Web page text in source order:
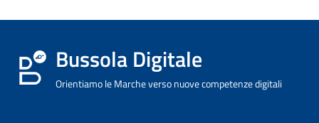
Bussola Digitale
Orientiamo le Marche verso nuove competenze digitali